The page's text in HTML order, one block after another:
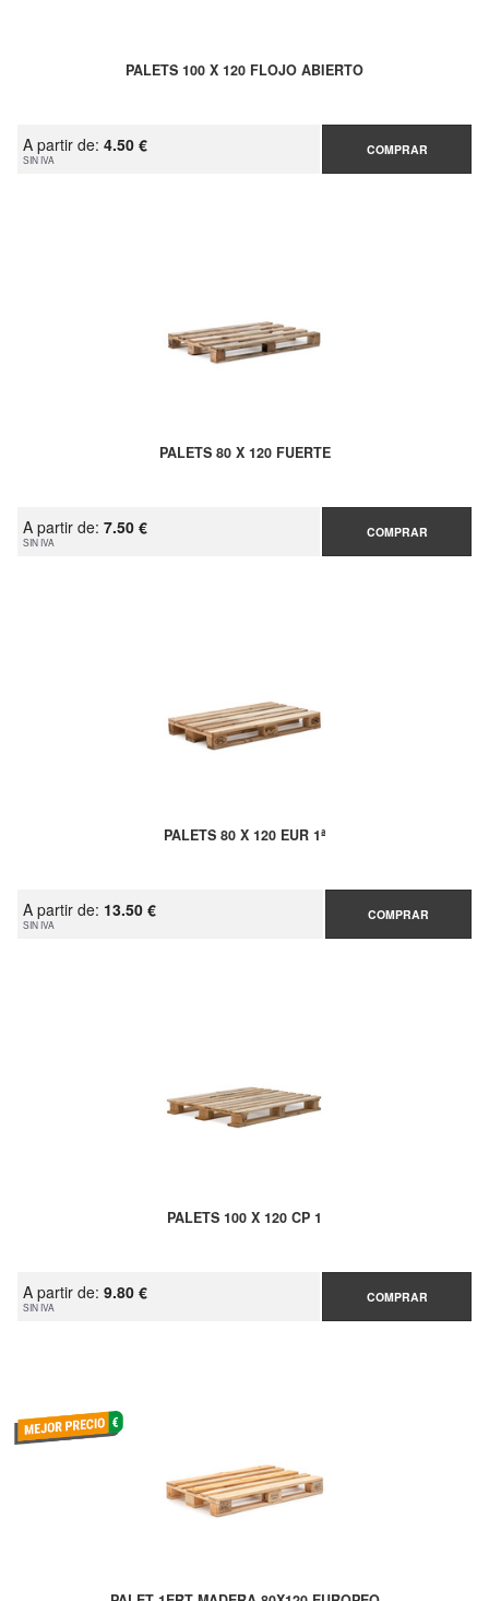
PALETS 100 X 120 FLOJO ABIERTO
A partir de: 4.50 €
SIN IVA
COMPRAR
PALETS 80 X 120 FUERTE
A partir de: 7.50 €
SIN IVA
COMPRAR
PALETS 80 X 120 EUR 1ª
A partir de: 13.50 €
SIN IVA
COMPRAR
PALETS 100 X 120 CP 1
A partir de: 9.80 €
SIN IVA
COMPRAR